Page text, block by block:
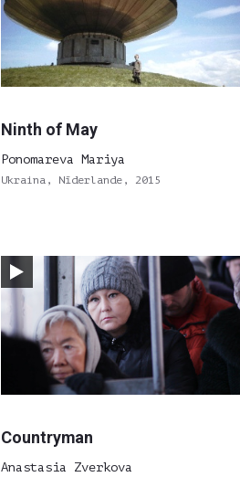
Ninth of May
Ponomareva Mariya
Ukraina, Nīderlande, 2015
Countryman
Anastasia Zverkova